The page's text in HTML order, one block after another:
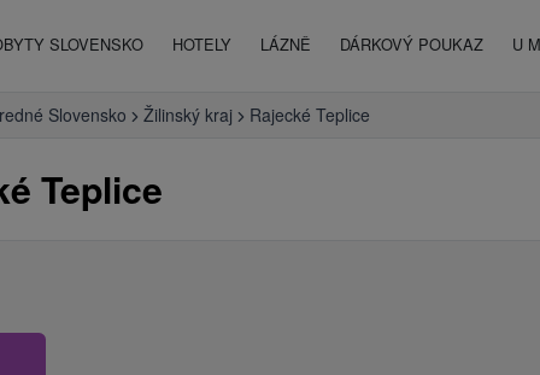
SLOVENSKO HOTELY LÁZNĚ DÁRKOVÝ POUKAZ U
Slovensko Žilinský kraj Rajecké Teplice
Teplice